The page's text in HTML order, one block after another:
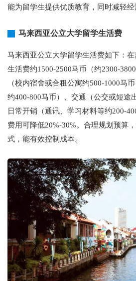
能为留学生提供优质教育，同时减轻经
马来西亚公立大学留学生活费
马来西亚公立大学留学生活费如下：
生活费约1500-2500马币（约2300-
（校内宿舍或合租公寓约500-1000马
约400-800马币）、交通（公交或短途
日常开销（通讯、学习材料等约200-
费用可降低20%-30%。合理规划预算
式，能有效控制成本。